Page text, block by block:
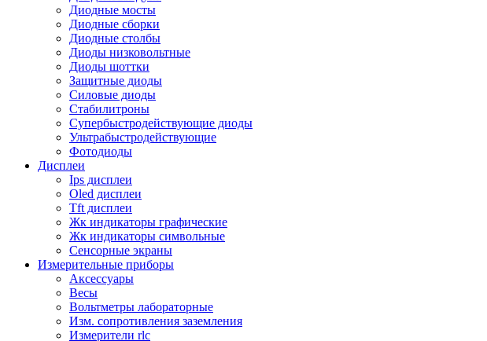
Диодные мосты
Диодные сборки
Диодные столбы
Диоды низковольтные
Диоды шоттки
Защитные диоды
Силовые диоды
Стабилитроны
Супербыстродействующие диоды
Ультрабыстродействующие
Фотодиоды
Дисплеи
Ips дисплеи
Oled дисплеи
Tft дисплеи
Жк индикаторы графические
Жк индикаторы символьные
Сенсорные экраны
Измерительные приборы
Аксессуары
Весы
Вольтметры лабораторные
Изм. сопротивления заземления
Измерители rlc